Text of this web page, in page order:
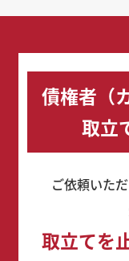
債権者（
取立
ご依頼いた
取立てを